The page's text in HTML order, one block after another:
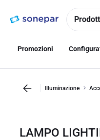
navigazionealla
Promozioni
Illuminazione
LAMPO